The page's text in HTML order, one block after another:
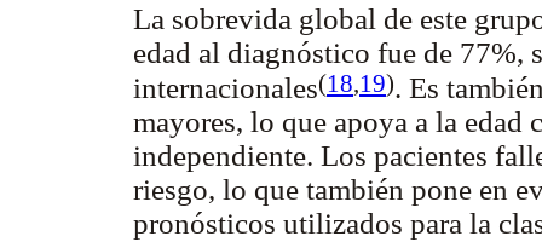
La sobrevida global de este
edad al diagnóstico fue de 77%,
internacionales(18,19). Es
mayores, lo que apoya a la
independiente. Los pacientes
riesgo, lo que también pone en
pronósticos utilizados para la